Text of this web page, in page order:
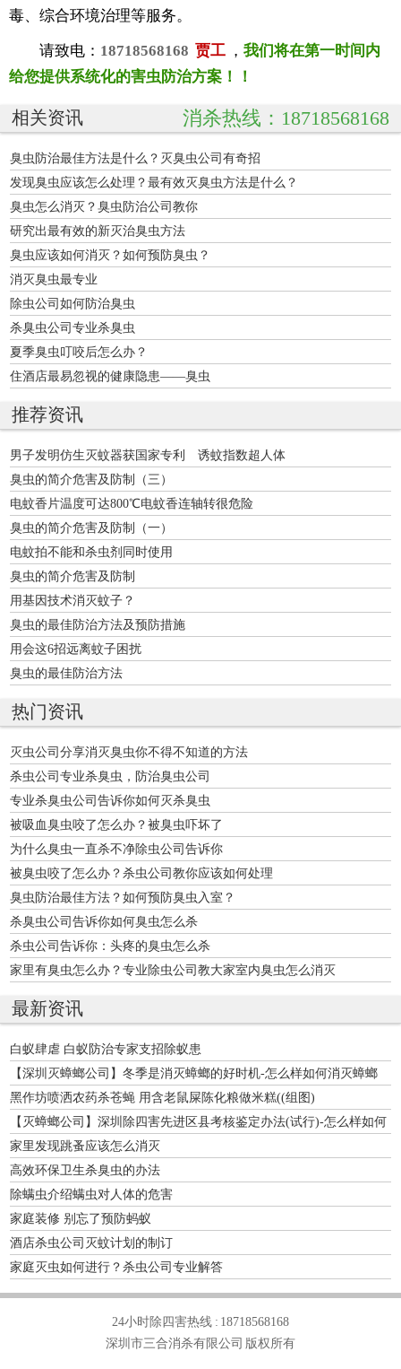
毒、综合环境治理等服务。
请致电： 18718568168 贾工 ， 我们将在第一时间内
给您提供系统化的害虫防治方案！！
相关资讯 消杀热线：18718568168
臭虫防治最佳方法是什么？灭臭虫公司有奇招
发现臭虫应该怎么处理？最有效灭臭虫方法是什么？
臭虫怎么消灭？臭虫防治公司教你
研究出最有效的新灭治臭虫方法
臭虫应该如何消灭？如何预防臭虫？
消灭臭虫最专业
除虫公司如何防治臭虫
杀臭虫公司专业杀臭虫
夏季臭虫叮咬后怎么办？
住酒店最易忽视的健康隐患——臭虫
推荐资讯
男子发明仿生灭蚊器获国家专利 诱蚊指数超人体
臭虫的简介危害及防制（三）
电蚊香片温度可达800℃电蚊香连轴转很危险
臭虫的简介危害及防制（一）
电蚊拍不能和杀虫剂同时使用
臭虫的简介危害及防制
用基因技术消灭蚊子？
臭虫的最佳防治方法及预防措施
用会这6招远离蚊子困扰
臭虫的最佳防治方法
热门资讯
灭虫公司分享消灭臭虫你不得不知道的方法
杀虫公司专业杀臭虫，防治臭虫公司
专业杀臭虫公司告诉你如何灭杀臭虫
被吸血臭虫咬了怎么办？被臭虫吓坏了
为什么臭虫一直杀不净除虫公司告诉你
被臭虫咬了怎么办？杀虫公司教你应该如何处理
臭虫防治最佳方法？如何预防臭虫入室？
杀臭虫公司告诉你如何臭虫怎么杀
杀虫公司告诉你：头疼的臭虫怎么杀
家里有臭虫怎么办？专业除虫公司教大家室内臭虫怎么消灭
最新资讯
白蚁肆虐 白蚁防治专家支招除蚁患
【深圳灭蟑螂公司】冬季是消灭蟑螂的好时机-怎么样如何消灭蟑螂
黑作坊喷洒农药杀苍蝇 用含老鼠屎陈化粮做米糕((组图)
【灭蟑螂公司】深圳除四害先进区县考核鉴定办法(试行)-怎么样如何
消灭蟑螂
家里发现跳蚤应该怎么消灭
高效环保卫生杀臭虫的办法
除螨虫介绍螨虫对人体的危害
家庭装修 别忘了预防蚂蚁
酒店杀虫公司灭蚊计划的制订
家庭灭虫如何进行？杀虫公司专业解答
24小时除四害热线 : 18718568168
深圳市三合消杀有限公司 版权所有